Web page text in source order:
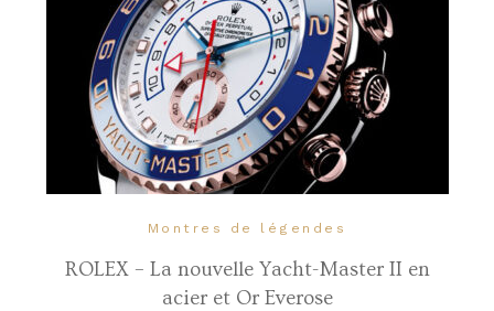
Montres de légendes
ROLEX – La nouvelle Yacht-Master II en
acier et Or Everose